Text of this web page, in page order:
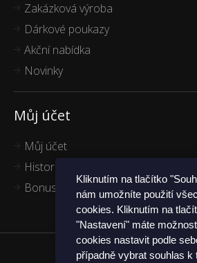
Zakázková výroba
Dárkové poukazy
Akční nabídka
Novinky
Můj účet
Můj účet
Historie objednávek
Bonus program
Kliknutím na tlačítko
nám umožníte použití
cookies. Kliknutím na
"Nastavení" máte
cookies nastavit podle
případně vybrat souhlas k